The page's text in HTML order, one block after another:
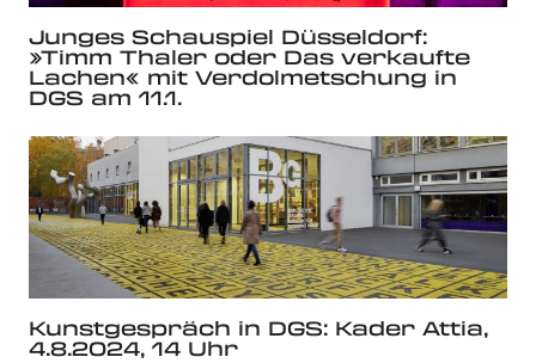
Junges Schauspiel Düsseldorf:
»Timm Thaler oder Das verkaufte
Lachen« mit Verdolmetschung in
DGS am 11.1.
Kunstgespräch in DGS: Kader Attia,
4.8.2024, 14 Uhr